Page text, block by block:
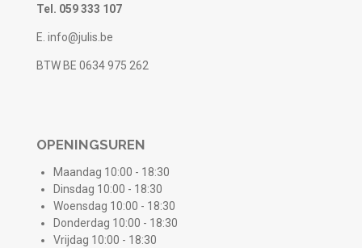
Tel. 059 333 107
E. info@julis.be
BTW BE 0634 975 262
OPENINGSUREN
Maandag 10:00 - 18:30
Dinsdag 10:00 - 18:30
Woensdag 10:00 - 18:30
Donderdag 10:00 - 18:30
Vrijdag 10:00 - 18:30